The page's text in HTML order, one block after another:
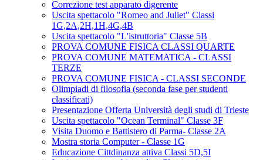
Correzione test apparato digerente
Uscita spettacolo "Romeo and Juliet" Classi
1G,2A,2H,1H,4G,4B
Uscita spettacolo "L'istruttoria" Classe 5B
PROVA COMUNE FISICA CLASSI QUARTE
PROVA COMUNE MATEMATICA - CLASSI
TERZE
PROVA COMUNE FISICA - CLASSI SECONDE
Olimpiadi di filosofia (seconda fase per studenti
classificati)
Presentazione Offerta Università degli studi di Trieste
Uscita spettacolo "Ocean Terminal" Classe 3F
Visita Duomo e Battistero di Parma- Classe 2A
Mostra storia Computer - Classe 1G
Educazione Cittdinanza attiva Classi 5D,5I